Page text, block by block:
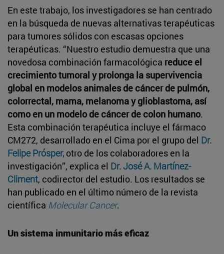
En este trabajo, los investigadores se han centrado
en la búsqueda de nuevas alternativas terapéuticas
para tumores sólidos con escasas opciones
terapéuticas. “Nuestro estudio demuestra que una
novedosa combinación farmacológica reduce el
crecimiento tumoral y prolonga la supervivencia
global en modelos animales de cáncer de pulmón,
colorrectal, mama, melanoma y glioblastoma, así
como en un modelo de cáncer de colon humano.
Esta combinación terapéutica incluye el fármaco
CM272, desarrollado en el Cima por el grupo del Dr.
Felipe Prósper, otro de los colaboradores en la
investigación”, explica el Dr. José A. Martínez-
Climent, codirector del estudio. Los resultados se
han publicado en el último número de la revista
científica Molecular Cancer.
Un sistema inmunitario más eficaz